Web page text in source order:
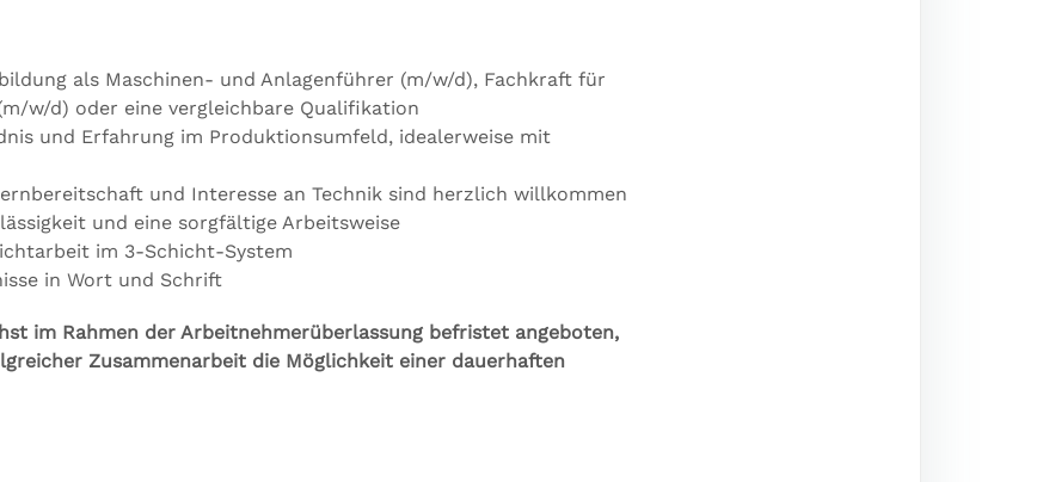
als Maschinen- und Anlagenführer (m/w/d), Fachkraft für
w/d) oder eine vergleichbare Qualifikation
und Erfahrung im Produktionsumfeld, idealerweise mit
und Interesse an Technik sind herzlich willkommen
und eine sorgfältige Arbeitsweise
im 3-Schicht-System
in Wort und Schrift
im Rahmen der Arbeitnehmerüberlassung befristet angeboten,
Zusammenarbeit die Möglichkeit einer dauerhaften